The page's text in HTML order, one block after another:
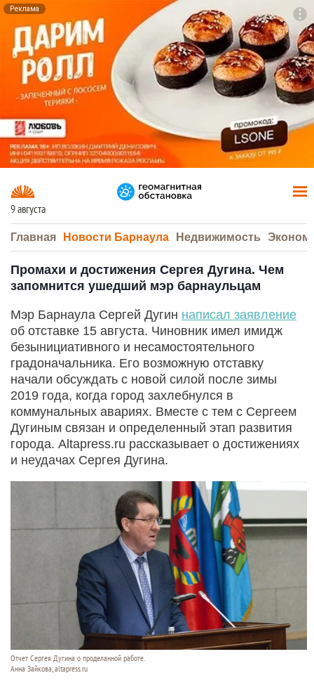
Реклама
9 августа
Главная Новости Барнаула Недвижимость
Промахи и достижения Сергея Дугина. Чем
запомнится ушедший мэр барнаульцам
Мэр Барнаула Сергей Дугин написал заявление
об отставке 15 августа. Чиновник имел имидж
безынициативного и несамостоятельного
градоначальника. Его возможную отставку
начали обсуждать с новой силой после зимы
2019 года, когда город захлебнулся в
коммунальных авариях. Вместе с тем с Сергеем
Дугиным связан и определенный этап развития
города. Altapress.ru рассказывает о достижениях
и неудачах Сергея Дугина.
Отчет Сергея Дугина о проделанной работе.
Анна Зайкова, altapress.ru